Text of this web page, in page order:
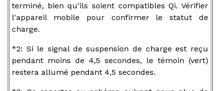
terminé, bien qu'ils soient compatibles Qi. Vérifier
l'appareil mobile pour confirmer le statut de
charge.
*2: Si le signal de suspension de charge est reçu
pendant moins de 4,5 secondes, le témoin (vert)
restera allumé pendant 4,5 secondes.